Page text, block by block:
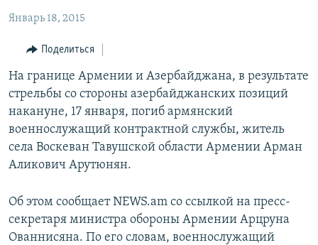
Вернутся
поиску
СЕВЕРНЫЙ КАВКАЗ
АРМЕНИЯ
АЗЕРБАЙДЖАН
ТЕМЫ
ПОЛИТИКА
ЭКОНОМИКА
КУЛЬТУРА
РУБРИКИ
НЕКРУГЛЫЙ СТОЛ
ГОСТЬ НЕДЕЛИ
ПОЗИЦИЯ
ЧИТАЕМ ПРЕССУ
МУЛЬТИМЕДИА
ФОТО
АУДИО
ПОДКАСТЫ
АРХИВ РАДИОПРОГРАММЫ
ПРИСОЕДИНЯЙТЕСЬ!
Все сайты РСЕ/РС
Январь 18, 2015
Поделиться
На границе Армении и Азербайджана, в результате
стрельбы со стороны азербайджанских позиций
накануне, 17 января, погиб армянский
военнослужащий контрактной службы, житель
села Воскеван Тавушской области Армении Арман
Аликович Арутюнян.
Об этом сообщает NEWS.am со ссылкой на пресс-
секретаря министра обороны Армении Арцруна
Ованнисяна. По его словам, военнослужащий